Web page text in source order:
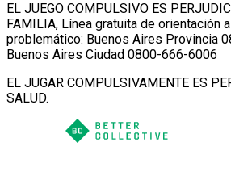
EL JUEGO COMPULSIVO ES
FAMILIA, Línea gratuita de orientación
problemático: Buenos Aires Provincia
Buenos Aires Ciudad 0800-666-6006
EL JUGAR COMPULSIVAMENTE ES
SALUD.